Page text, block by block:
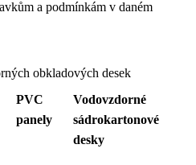
a podmínkám v daném
obkladových desek
PVC
panely
Vodovzdorné
sádrokartonové
desky